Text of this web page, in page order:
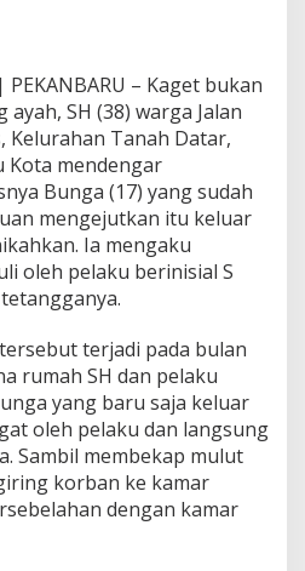
– Kaget bukan
SH (38) warga Jalan
Kelurahan Tanah Datar,
Kota mendengar
Bunga (17) yang sudah
mengejutkan itu keluar
Ia mengaku
oleh pelaku berinisial S
terjadi pada bulan
rumah SH dan pelaku
yang baru saja keluar
oleh pelaku dan langsung
Sambil membekap mulut
korban ke kamar
dengan kamar